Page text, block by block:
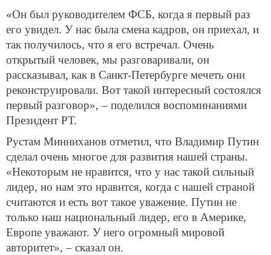
«Он был руководителем ФСБ, когда я первый раз
его увидел. У нас была смена кадров, он приехал, и
так получилось, что я его встречал. Очень
открытый человек, мы разговаривали, он
рассказывал, как в Санкт-Петербурге мечеть они
реконструировали. Вот такой интересный состоялся
первый разговор», – поделился воспоминаниями
Президент РТ.
Рустам Минниханов отметил, что Владимир Путин
сделал очень многое для развития нашей страны.
«Некоторым не нравится, что у нас такой сильный
лидер, но нам это нравится, когда с нашей страной
считаются и есть вот такое уважение. Путин не
только наш национальный лидер, его в Америке,
Европе уважают. У него огромный мировой
авторитет», – сказал он.